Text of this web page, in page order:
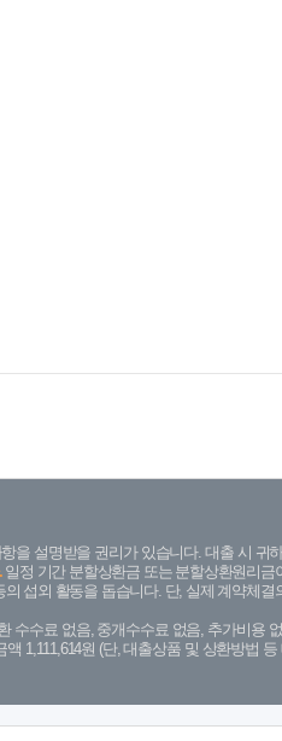
을 설명받을 권리가 있습니다. 대출 시 귀
일정 기간 분할상환금 또는 분할상환원리금
섭외 활동을 돕습니다. 단, 실제 계약체결
수수료 없음, 중개수수료 없음, 추가비용
1,111,614원 (단, 대출상품 및 상환방법